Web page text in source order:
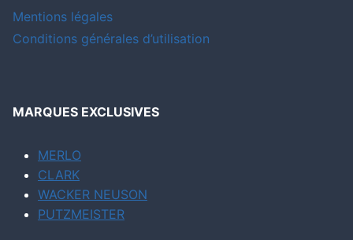
Mentions légales
Conditions générales d’utilisation
MARQUES EXCLUSIVES
MERLO
CLARK
WACKER NEUSON
PUTZMEISTER